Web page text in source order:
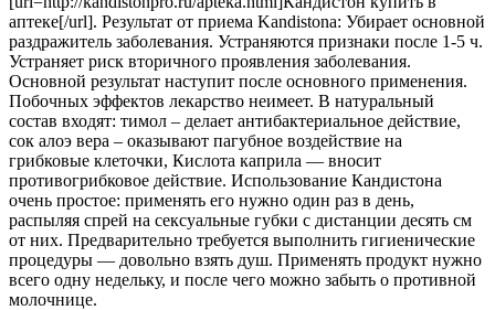
аптеке[/url]. Результат от приема Kandistona: Убирает основной
раздражитель заболевания. Устраняются признаки после 1-5 ч.
Устраняет риск вторичного проявления заболевания.
Основной результат наступит после основного применения.
Побочных эффектов лекарство неимеет. В натуральный
состав входят: тимол – делает антибактериальное действие,
сок алоэ вера – оказывают пагубное воздействие на
грибковые клеточки, Кислота каприла — вносит
противогрибковое действие. Использование Кандистона
очень простое: применять его нужно один раз в день,
распыляя спрей на сексуальные губки с дистанции десять см
от них. Предварительно требуется выполнить гигиенические
процедуры — довольно взять душ. Применять продукт нужно
всего одну недельку, и после чего можно забыть о противной
молочнице.